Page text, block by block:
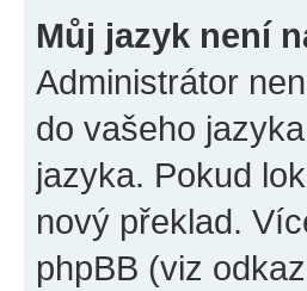
Můj jazyk není
Administrátor
do vašeho
jazyka. Pokud
nový překlad.
phpBB (viz